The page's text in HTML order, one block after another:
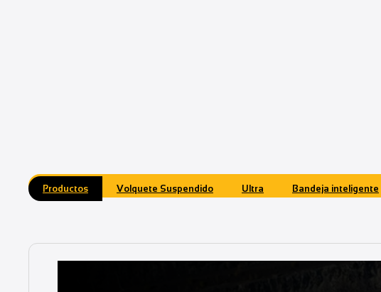
Productos Volquete Suspendido Ultra Bandeja inteligente